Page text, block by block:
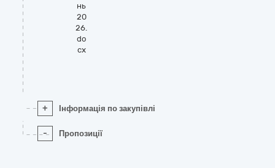
нь
20
26.
do
cx
+ Інформація по закупівлі
- Пропозиції